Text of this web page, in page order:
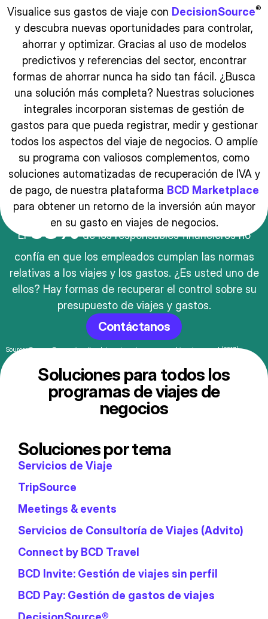
Visualice sus gastos de viaje con DecisionSource®
y descubra nuevas oportunidades para controlar,
ahorrar y optimizar. Gracias al uso de modelos
predictivos y referencias del sector, encontrar
formas de ahorrar nunca ha sido tan fácil. ¿Busca
una solución más completa? Nuestras soluciones
integrales incorporan sistemas de gestión de
gastos para que pueda registrar, medir y gestionar
todos los aspectos del viaje de negocios. O amplíe
su programa con valiosos complementos, como
soluciones automatizadas de recuperación de IVA y
de pago, de nuestra plataforma BCD Marketplace
para obtener un retorno de la inversión aún mayor
en su gasto en viajes de negocios.
El68%de los responsables financieros no
confía en que los empleados cumplan las normas
relativas a los viajes y los gastos. ¿Es usted uno de
ellos? Hay formas de recuperar el control sobre su
presupuesto de viajes y gastos.
Contáctanos
Source: Concur, Connecting the dots on travel, expense and invoice spend (2017)
Soluciones para todos los
programas de viajes de
negocios
Soluciones por tema
Servicios de Viaje
TripSource
Meetings & events
Servicios de Consultoría de Viajes (Advito)
Connect by BCD Travel
BCD Invite: Gestión de viajes sin perfil
BCD Pay: Gestión de gastos de viajes